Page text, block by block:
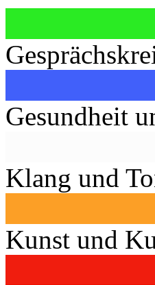
Gesundheit
Klang und
Kunst und